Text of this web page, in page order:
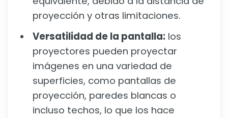
proyección y otras limitaciones.
Versatilidad de la pantalla: los
proyectores pueden proyectar
imágenes en una variedad de
superficies, como pantallas de
proyección, paredes blancas o
incluso techos, lo que los hace